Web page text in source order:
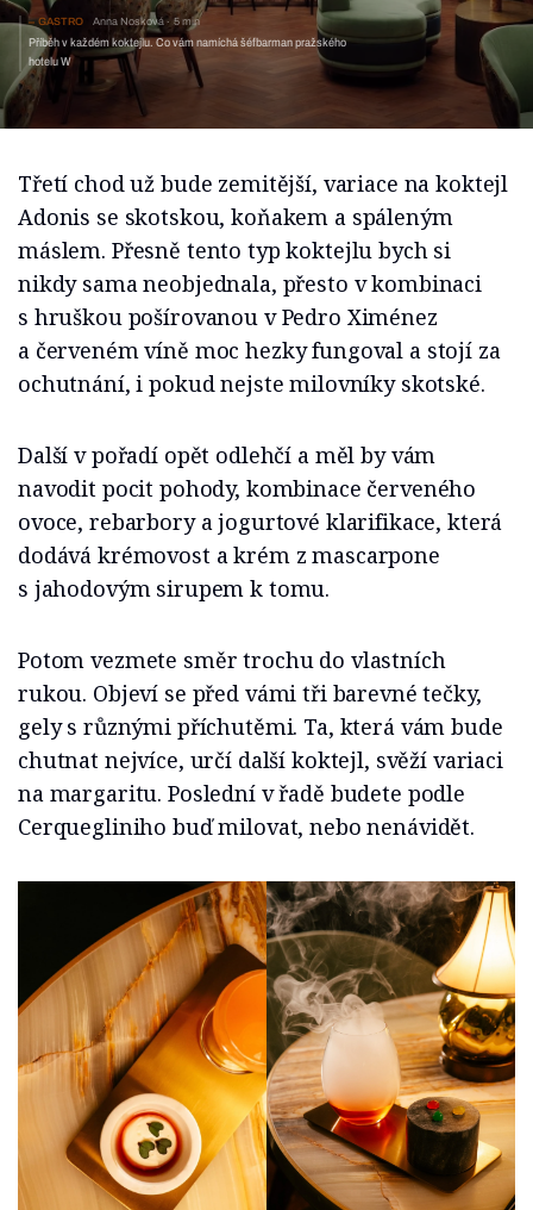
GASTRO Anna Nosková 5 min
Příběh v každém koktejlu. Co vám namíchá šéfbarman pražského
hotelu W
Třetí chod už bude zemitější, variace na koktejl
Adonis se skotskou, koňakem a spáleným
máslem. Přesně tento typ koktejlu bych si
nikdy sama neobjednala, přesto v kombinaci
s hruškou pošírovanou v Pedro Ximénez
a červeném víně moc hezky fungoval a stojí za
ochutnání, i pokud nejste milovníky skotské.
Další v pořadí opět odlehčí a měl by vám
navodit pocit pohody, kombinace červeného
ovoce, rebarbory a jogurtové klarifikace, která
dodává krémovost a krém z mascarpone
s jahodovým sirupem k tomu.
Potom vezmete směr trochu do vlastních
rukou. Objeví se před vámi tři barevné tečky,
gely s různými příchutěmi. Ta, která vám bude
chutnat nejvíce, určí další koktejl, svěží variaci
na margaritu. Poslední v řadě budete podle
Cerquegliniho buď milovat, nebo nenávidět.